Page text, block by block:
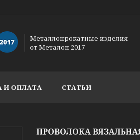
Металлопрокатные изделия
от Металон 2017
И ОПЛАТА СТАТЬИ
ПРОВОЛОКА